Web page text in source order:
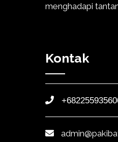
menghadapi
Kontak